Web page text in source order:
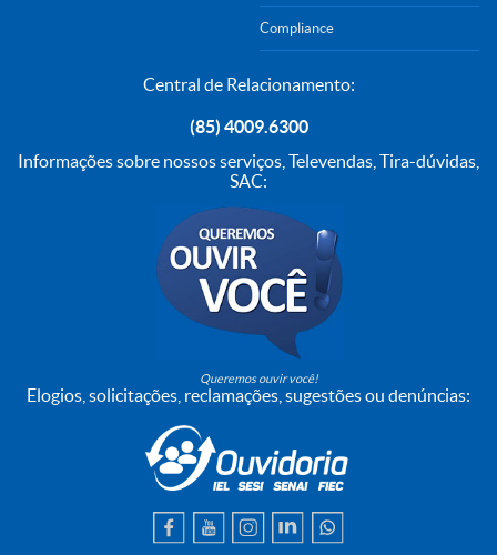
Compliance
Central de Relacionamento:
(85) 4009.6300
Informações sobre nossos serviços, Televendas, Tira-dúvidas,
SAC:
Queremos ouvir você!
Elogios, solicitações, reclamações, sugestões ou denúncias: